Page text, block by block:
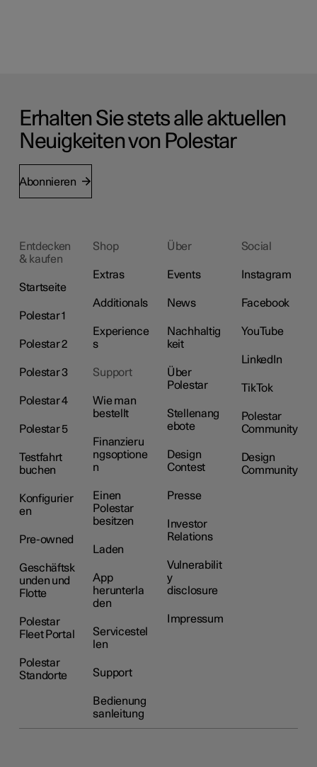
Erhalten Sie stets alle aktuellen
Neuigkeiten von Polestar
Abonnieren
Entdecken
& kaufen
Startseite
Polestar 1
Polestar 2
Polestar 3
Polestar 4
Polestar 5
Testfahrt
buchen
Konfigurier
en
Pre-owned
Geschäftsk
unden und
Flotte
Polestar
Fleet Portal
Polestar
Standorte
Shop
Extras
Additionals
Experience
s
Support
Wie man
bestellt
Finanzieru
ngsoptione
n
Einen
Polestar
besitzen
Laden
App
herunterla
den
Servicestel
len
Support
Bedienung
sanleitung
Über
Events
News
Nachhaltig
keit
Über
Polestar
Stellenang
ebote
Design
Contest
Presse
Investor
Relations
Vulnerabilit
y
disclosure
Impressum
Social
Instagram
Facebook
YouTube
LinkedIn
TikTok
Polestar
Community
Design
Community